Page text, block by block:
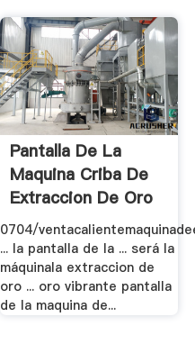
Pantalla De La
Maquina Criba De
Extraccion De Oro
Aluvial.
0704/
... la pantalla de la ... será la
máquinala extraccion de
oro ... oro vibrante pantalla
de la maquina de...